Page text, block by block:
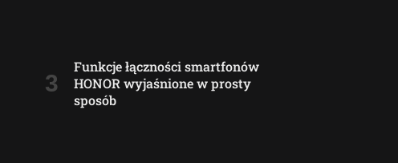
Funkcje łączności smartfonów
HONOR wyjaśnione w prosty
sposób